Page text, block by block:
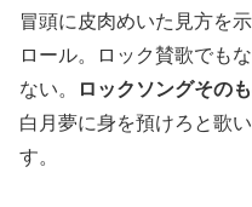
冒頭に皮肉めいた見方を
ロール。ロック賛歌でも
ない。
ロックソングその
白月夢に身を預けろと歌
す。